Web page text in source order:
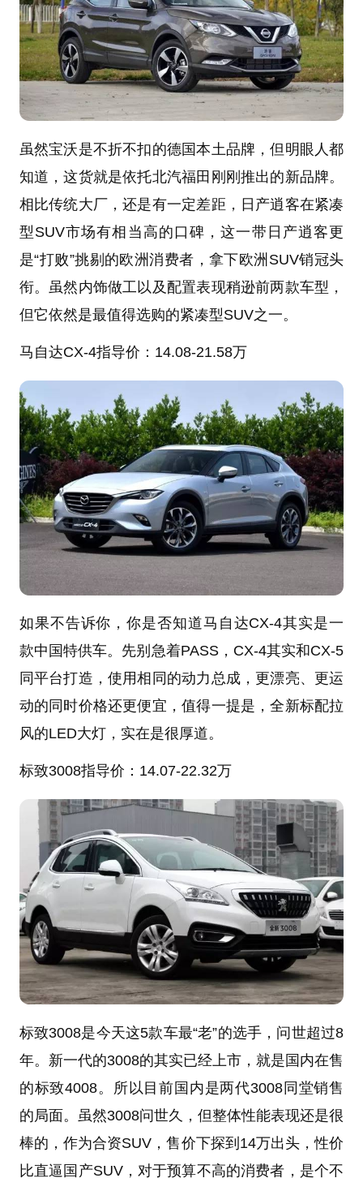
虽然宝沃是不折不扣的德国本土品牌，但明眼人都
知道，这货就是依托北汽福田刚刚推出的新品牌。
相比传统大厂，还是有一定差距，日产逍客在紧凑
型SUV市场有相当高的口碑，这一带日产逍客更
是“打败”挑剔的欧洲消费者，拿下欧洲SUV销冠头
衔。虽然内饰做工以及配置表现稍逊前两款车型，
但它依然是最值得选购的紧凑型SUV之一。
马自达CX-4指导价：14.08-21.58万
如果不告诉你，你是否知道马自达CX-4其实是一
款中国特供车。先别急着PASS，CX-4其实和CX-5
同平台打造，使用相同的动力总成，更漂亮、更运
动的同时价格还更便宜，值得一提是，全新标配拉
风的LED大灯，实在是很厚道。
标致3008指导价：14.07-22.32万
标致3008是今天这5款车最“老”的选手，问世超过8
年。新一代的3008的其实已经上市，就是国内在售
的标致4008。所以目前国内是两代3008同堂销售
的局面。虽然3008问世久，但整体性能表现还是很
棒的，作为合资SUV，售价下探到14万出头，性价
比直逼国产SUV，对于预算不高的消费者，是个不